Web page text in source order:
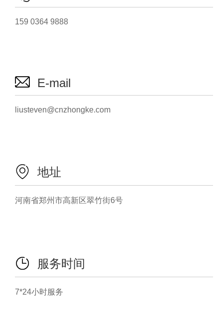
159 0364 9888
E-mail
liusteven@cnzhongke.com
地址
河南省郑州市高新区翠竹街6号
服务时间
7*24小时服务